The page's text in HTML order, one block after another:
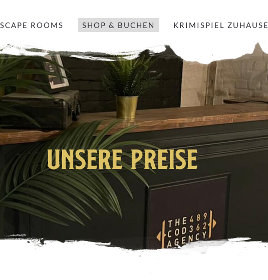
ROOMS SHOP & BUCHEN KRIMISPIEL ZUHAUSE
UNSERE PREISE